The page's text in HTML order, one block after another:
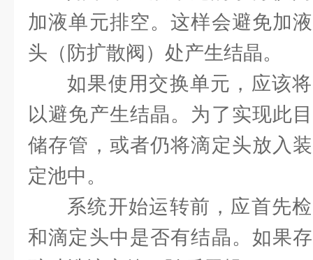
加液单元排空。这样会避免加
头（防扩散阀）处产生结晶。
如果使用交换单元，应该
以避免产生结晶。为了实现此
储存管，或者仍将滴定头放入
定池中。
系统开始运转前，应首先
和滴定头中是否有结晶。如果